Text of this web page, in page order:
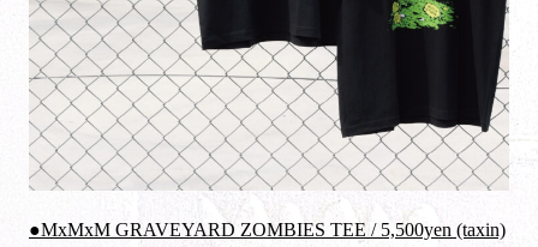
●MxMxM GRAVEYARD ZOMBIES TEE / 5,500yen (taxin)